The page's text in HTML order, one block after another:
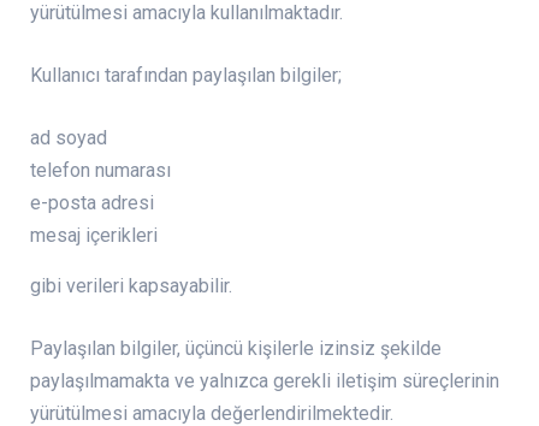
yürütülmesi amacıyla kullanılmaktadır.
Kullanıcı tarafından paylaşılan bilgiler;
ad soyad
telefon numarası
e-posta adresi
mesaj içerikleri
gibi verileri kapsayabilir.
Paylaşılan bilgiler, üçüncü kişilerle izinsiz şekilde
paylaşılmamakta ve yalnızca gerekli iletişim süreçlerinin
yürütülmesi amacıyla değerlendirilmektedir.